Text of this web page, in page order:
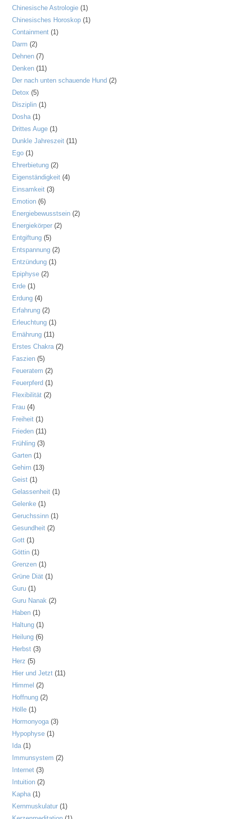
Chinesische Astrologie (1)
Chinesisches Horoskop (1)
Containment (1)
Darm (2)
Dehnen (7)
Denken (11)
Der nach unten schauende Hund (2)
Detox (5)
Disziplin (1)
Dosha(1)
Drittes Auge (1)
Dunkle Jahreszeit (11)
Ego (1)
Ehrerbietung (2)
Eigenständigkeit (4)
Einsamkeit (3)
Emotion (6)
Energiebewusstsein (2)
Energiekörper (2)
Entgiftung (5)
Entspannung (2)
Entzündung (1)
Epiphyse (2)
Erde (1)
Erdung (4)
Erfahrung (2)
Erleuchtung (1)
Ernährung (11)
Erstes Chakra(2)
Faszien (5)
Feueratem (2)
Feuerpferd (1)
Flexibilität (2)
Frau (4)
Freiheit (1)
Frieden (11)
Frühling (3)
Garten (1)
Gehirn (13)
Geist (1)
Gelassenheit (1)
Gelenke (1)
Geruchssinn (1)
Gesundheit (2)
Gott (1)
Göttin (1)
Grenzen (1)
Grüne Diät (1)
Guru (1)
Guru Nanak (2)
Haben (1)
Haltung (1)
Heilung (6)
Herbst (3)
Herz (5)
Hier und Jetzt (11)
Himmel (2)
Hoffnung (2)
Hölle (1)
Hormonyoga(3)
Hypophyse (1)
Ida(1)
Immunsystem (2)
Internet (3)
Intuition (2)
Kapha(1)
Kernmuskulatur (1)